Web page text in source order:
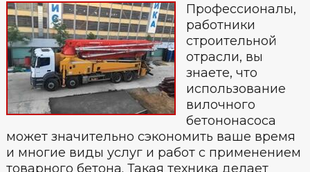
Профессионалы,
работники
строительной
отрасли, вы
знаете, что
использование
вилочного
бетононасоса
может значительно сэкономить ваше время
и многие виды услуг и работ с применением
товарного бетона. Такая техника делает